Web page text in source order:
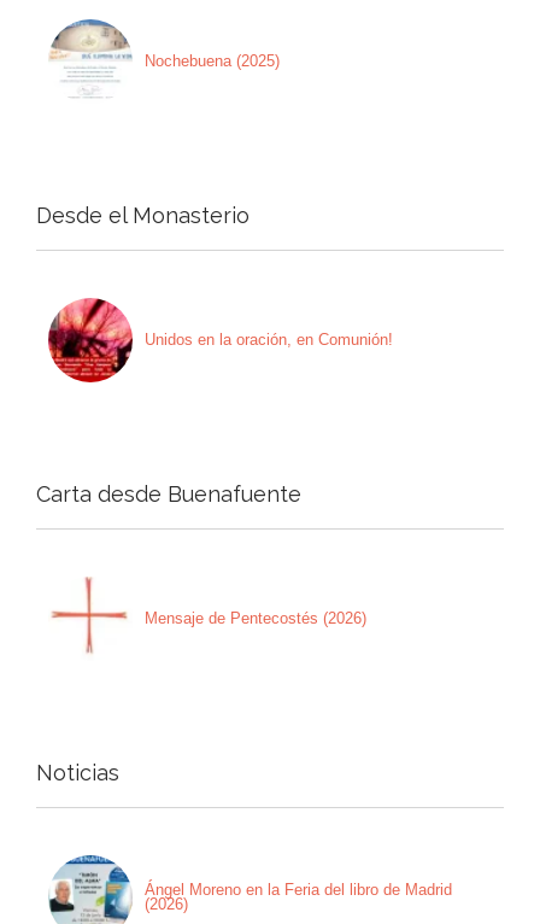
Nochebuena (2025)
Desde el Monasterio
Unidos en la oración, en Comunión!
Carta desde Buenafuente
Mensaje de Pentecostés (2026)
Noticias
Ángel Moreno en la Feria del libro de Madrid
(2026)